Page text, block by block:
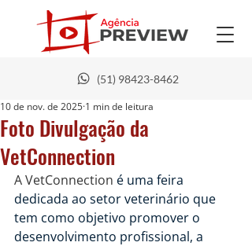
(51) 98423-8462
Foto Divulgação da
VetConnection
10 de nov. de 2025 1 min de leitura
A VetConnection é uma feira
dedicada ao setor veterinário que
tem como objetivo promover o
desenvolvimento profissional, a